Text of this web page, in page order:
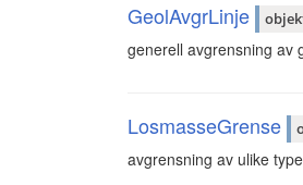
GeolAvgrLinje
generell avgrensning av
LosmasseGrense
avgrensning av ulike